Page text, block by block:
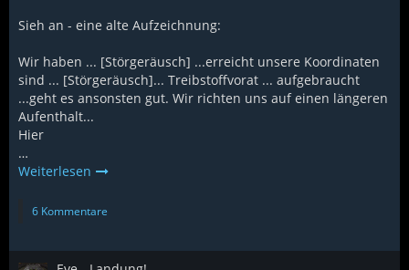
Sieh an - eine alte Aufzeichnung:
Wir haben ... [Störgeräusch] ...erreicht unsere Koordinaten
sind ... [Störgeräusch]... Treibstoffvorat ... aufgebraucht
...geht es ansonsten gut. Wir richten uns auf einen längeren
Aufenthalt...
Hier
…
Weiterlesen
6 Kommentare